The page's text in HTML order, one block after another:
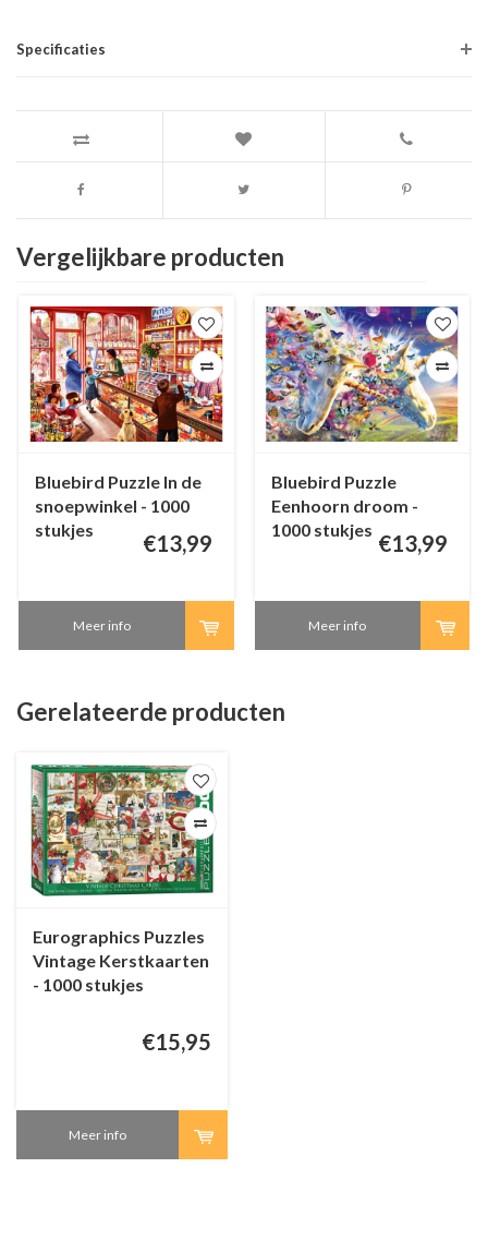
Specificaties
Vergelijkbare producten
Bluebird Puzzle In de
snoepwinkel - 1000
stukjes
€13,99
Meer info
Bluebird Puzzle
Eenhoorn droom -
1000 stukjes
€13,99
Meer info
Gerelateerde producten
Eurographics Puzzles
Vintage Kerstkaarten
- 1000 stukjes
€15,95
Meer info